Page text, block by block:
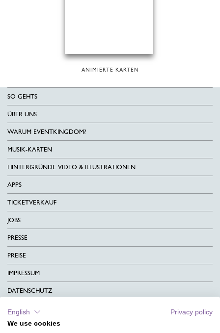
ANIMIERTE KARTEN
SO GEHTS
ÜBER UNS
WARUM EVENTKINGDOM?
MUSIK-KARTEN
HINTERGRÜNDE VIDEO & ILLUSTRATIONEN
APPS
TICKETVERKAUF
JOBS
PRESSE
PREISE
IMPRESSUM
DATENSCHUTZ
KONTAKT
AGB
English
Privacy policy
We use cookies